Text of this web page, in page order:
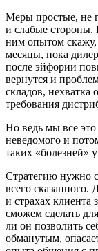
Меры простые, не
и слабые стороны.
ним опытом скажу,
месяцы, пока
после эйфории
вернутся и
складов,
требования
Но ведь мы все
неведомого и
таких «болезней»
Стратегию нужно
всего сказанного.
и страхах
сможем сделать
ли он позволить
обманутым,